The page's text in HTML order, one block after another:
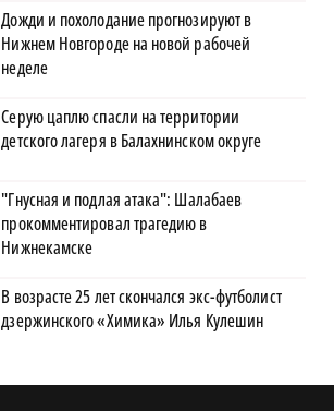
Дожди и похолодание прогнозируют в
Нижнем Новгороде на новой рабочей
неделе
Серую цаплю спасли на территории
детского лагеря в Балахнинском округе
"Гнусная и подлая атака": Шалабаев
прокомментировал трагедию в
Нижнекамске
В возрасте 25 лет скончался экс-футболист
дзержинского «Химика» Илья Кулешин